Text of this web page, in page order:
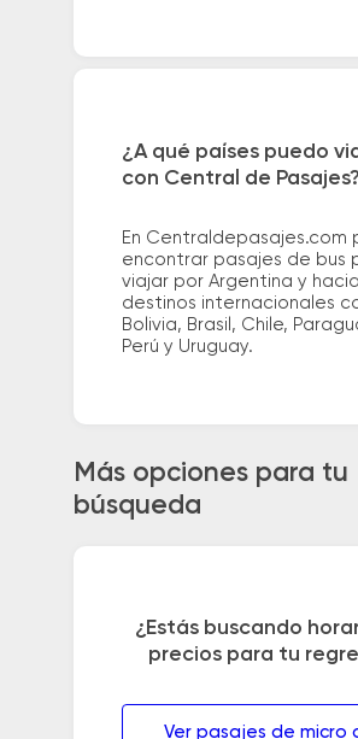
¿A qué países puedo
con Central de Pasajes?
En Centraldepasajes.com
encontrar pasajes de bus
viajar por Argentina y hacia
destinos internacionales
Bolivia, Brasil, Chile,
Perú y Uruguay.
Más opciones para tu
búsqueda
¿Estás buscando
precios para tu
Ver pasajes de micro